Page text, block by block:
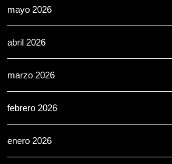
mayo 2026
abril 2026
marzo 2026
febrero 2026
enero 2026